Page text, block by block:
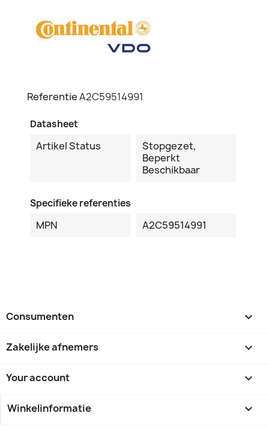
ReferentieA2C59514991
Datasheet
Artikel Status
Stopgezet,
Beperkt
Beschikbaar
Specifieke referenties
MPN A2C59514991
Consumenten 
Zakelijke afnemers 
Your account 
Winkelinformatie keyboard_arrow_down